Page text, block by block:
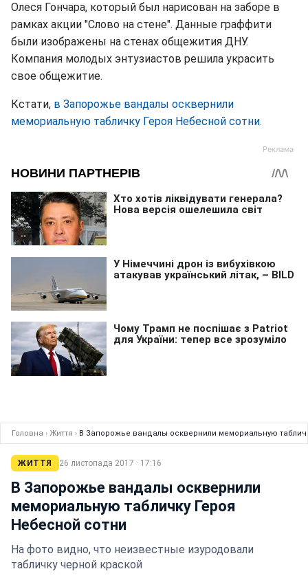
Олеся Гончара, который был нарисован на заборе в
рамках акции "Слово на стене". Данные граффити
были изображены на стенах общежития ДНУ.
Компания молодых энтузиастов решила украсить
свое общежитие.
Кстати, в Запорожье вандалы осквернили
мемориальную табличку Героя Небесной сотни.
Головна › Життя › В Запорожье вандалы осквернили мемориальную
ЖИТТЯ 26 листопада 2017 · 17:16
В Запорожье вандалы осквернили
мемориальную табличку Героя
Небесной сотни
На фото видно, что неизвестные изуродовали
табличку черной краской